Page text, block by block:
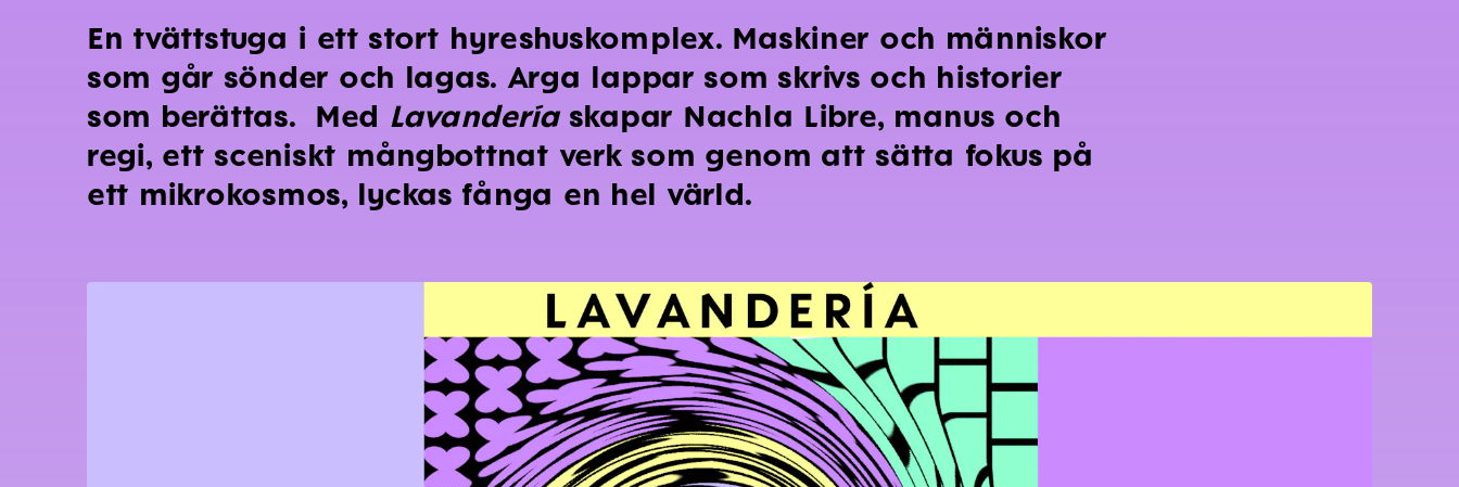
En tvättstuga i ett stort hyreshuskomplex. Maskiner och människor
som går sönder och lagas. Arga lappar som skrivs och historier
som berättas. Med Lavanderíaskapar Nachla Libre, manus och
regi, ett sceniskt mångbottnat verk som genom att sätta fokus på
ett mikrokosmos, lyckas fånga en hel värld.